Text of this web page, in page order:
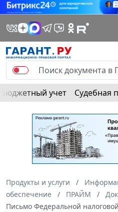
Бюджетный учет Судебная
Продукты и услуги
обеспечение
ПРАЙМ
Письмо Федеральной